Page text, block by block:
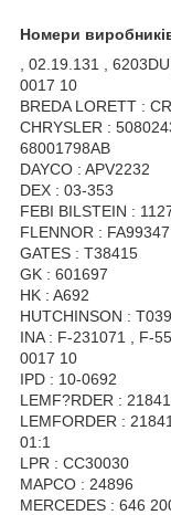
Номери
, 02.19.131 ,
0017 10
BREDA LORETT :
CHRYSLER :
68001798AB
DAYCO : APV2232
DEX : 03-353
FEBI BILSTEIN :
FLENNOR : FA99347
GATES : T38415
GK : 601697
HK : A692
HUTCHINSON :
INA : F-231071 , F-
0017 10
IPD : 10-0692
LEMF?RDER :
LEMFORDER :
01:1
LPR : CC30030
MAPCO : 24896
MERCEDES : 646